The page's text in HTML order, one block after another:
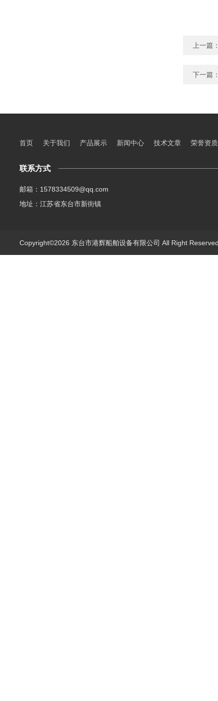
上一篇
下一篇
首页 关于我们 产品展示 新闻中心 技术文章 荣誉资质
联系方式
邮箱：1578334509@qq.com
地址：江苏省东台市新街镇
Copyright©2026 东台市港辉船舶设备有限公司 All Right